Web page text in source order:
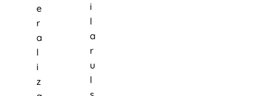
e
r
a
l
i
z
i
l
a
r
u
l